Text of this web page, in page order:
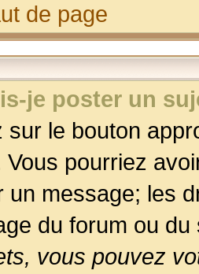
de page
je poster un
sur le bouton
Vous pourriez
un message; les
du forum ou
vous pouvez